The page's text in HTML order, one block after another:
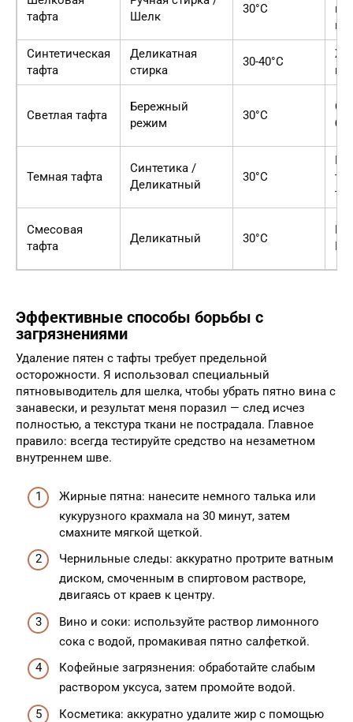
тафта
Шелк
30°C
Синтетическая
тафта
Деликатная
стирка
30-40°C
Светлая тафта
Бережный
режим
30°C
Темная тафта
Синтетика /
Деликатный
30°C
Смесовая
тафта
Деликатный 30°C
Эффективные способы борьбы с
загрязнениями
Удаление пятен с тафты требует предельной
осторожности. Я использовал специальный
пятновыводитель для шелка, чтобы убрать пятно вина с
занавески, и результат меня поразил — след исчез
полностью, а текстура ткани не пострадала. Главное
правило: всегда тестируйте средство на незаметном
внутреннем шве.
Жирные пятна: нанесите немного талька или
кукурузного крахмала на 30 минут, затем
смахните мягкой щеткой.
Чернильные следы: аккуратно протрите ватным
диском, смоченным в спиртовом растворе,
двигаясь от краев к центру.
Вино и соки: используйте раствор лимонного
сока с водой, промакивая пятно салфеткой.
Кофейные загрязнения: обработайте слабым
раствором уксуса, затем промойте водой.
Косметика: аккуратно удалите жир с помощью